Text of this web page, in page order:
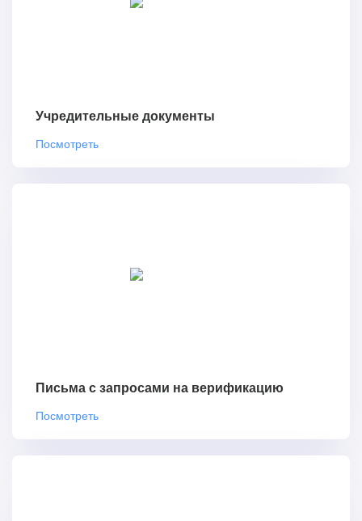
Учредительные документы
Посмотреть
Письма с запросами на верификацию
Посмотреть